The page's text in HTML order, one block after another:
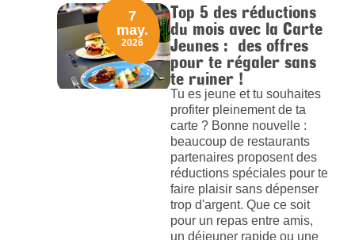
Top 5 des réductions
du mois avec la Carte
Jeunes : des offres
pour te régaler sans
te ruiner !
Tu es jeune et tu souhaites
profiter pleinement de ta
carte ? Bonne nouvelle :
beaucoup de restaurants
partenaires proposent des
réductions spéciales pour te
faire plaisir sans dépenser
trop d'argent. Que ce soit
pour un repas entre amis,
un déjeuner rapide ou une
7
may.
2026